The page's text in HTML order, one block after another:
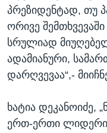
პრეზიდენტად, თუ
ორივე
სრულიად
ადამიანური,
დარღვევაა“,-
ხატია დეკანოიძე,
ერთ-ერთი ლიდერი,